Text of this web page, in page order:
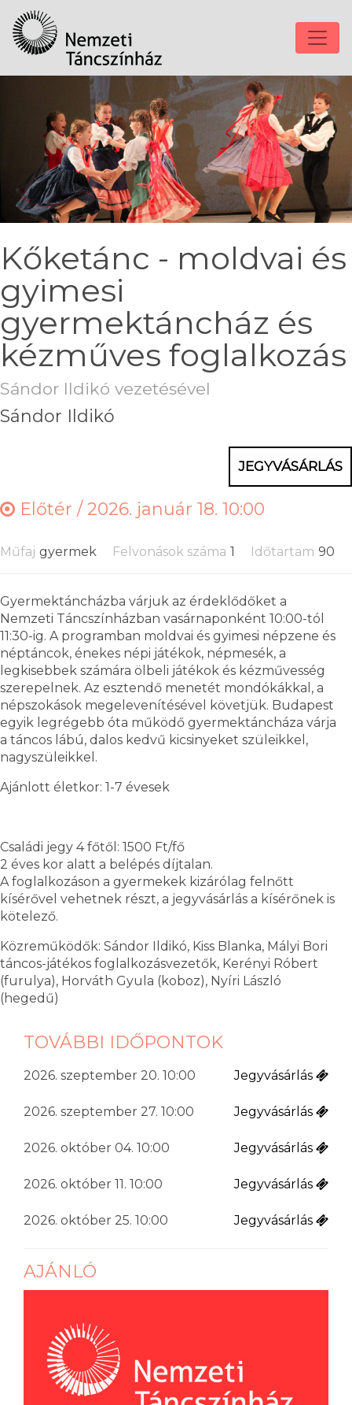
Kőketánc - moldvai és
gyimesi
gyermektáncház és
kézműves foglalkozás
Sándor Ildikó vezetésével
Sándor Ildikó
JEGYVÁSÁRLÁS
Előtér /2026. január 18. 10:00
Műfaj gyermek Felvonások száma 1 Időtartam 90
Gyermektáncházba várjuk az érdeklődőket a
Nemzeti Táncszínházban vasárnaponként 10:00-tól
11:30-ig. A programban moldvai és gyimesi népzene és
néptáncok, énekes népi játékok, népmesék, a
legkisebbek számára ölbeli játékok és kézművesség
szerepelnek. Az esztendő menetét mondókákkal, a
népszokások megelevenítésével követjük. Budapest
egyik legrégebb óta működő gyermektáncháza várja
a táncos lábú, dalos kedvű kicsinyeket szüleikkel,
nagyszüleikkel.
Ajánlott életkor: 1-7 évesek
Családi jegy 4 főtől: 1500 Ft/fő
2 éves kor alatt a belépés díjtalan.
A foglalkozáson a gyermekek kizárólag felnőtt
kísérővel vehetnek részt, a jegyvásárlás a kísérőnek is
kötelező.
Közreműködők: Sándor Ildikó, Kiss Blanka, Mályi Bori
táncos-játékos foglalkozásvezetők, Kerényi Róbert
(furulya), Horváth Gyula (koboz), Nyíri László
(hegedű)
TOVÁBBI IDŐPONTOK
2026. szeptember 20. 10:00 Jegyvásárlás
2026. szeptember 27. 10:00 Jegyvásárlás
2026. október 04. 10:00 Jegyvásárlás
2026. október 11. 10:00 Jegyvásárlás
2026. október 25. 10:00 Jegyvásárlás
AJÁNLÓ